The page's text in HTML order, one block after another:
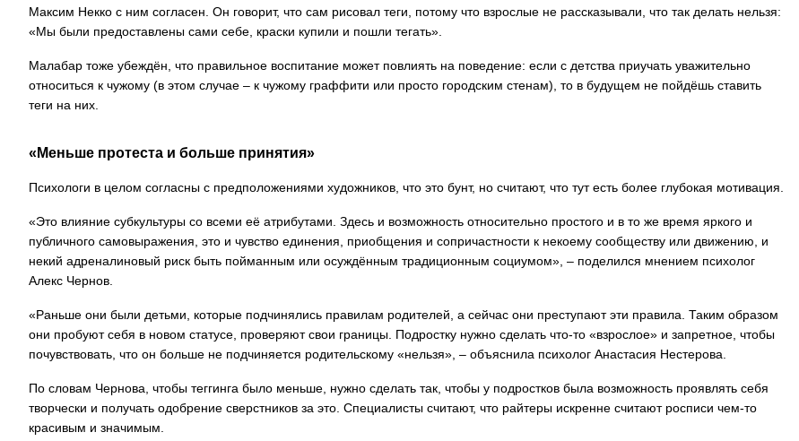
Максим Некко с ним согласен. Он говорит, что сам рисовал теги, потому что взрослые не рассказывали, что так делать нельзя:
«Мы были предоставлены сами себе, краски купили и пошли тегать».
Малабар тоже убеждён, что правильное воспитание может повлиять на поведение: если с детства приучать уважительно
относиться к чужому (в этом случае – к чужому граффити или просто городским стенам), то в будущем не пойдёшь ставить
теги на них.
«Меньше протеста и больше принятия»
Психологи в целом согласны с предположениями художников, что это бунт, но считают, что тут есть более глубокая мотивация.
«Это влияние субкультуры со всеми её атрибутами. Здесь и возможность относительно простого и в то же время яркого и
публичного самовыражения, это и чувство единения, приобщения и сопричастности к некоему сообществу или движению, и
некий адреналиновый риск быть пойманным или осуждённым традиционным социумом», – поделился мнением психолог
Алекс Чернов.
«Раньше они были детьми, которые подчинялись правилам родителей, а сейчас они преступают эти правила. Таким образом
они пробуют себя в новом статусе, проверяют свои границы. Подростку нужно сделать что-то «взрослое» и запретное, чтобы
почувствовать, что он больше не подчиняется родительскому «нельзя», – объяснила психолог Анастасия Нестерова.
По словам Чернова, чтобы теггинга было меньше, нужно сделать так, чтобы у подростков была возможность проявлять себя
творчески и получать одобрение сверстников за это. Специалисты считают, что райтеры искренне считают росписи чем-то
красивым и значимым.